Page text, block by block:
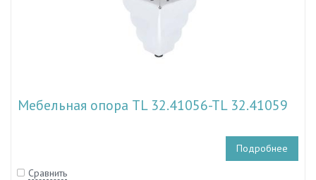
Мебельная опора TL 32.41056-TL 32.41059
Подробнее
Сравнить